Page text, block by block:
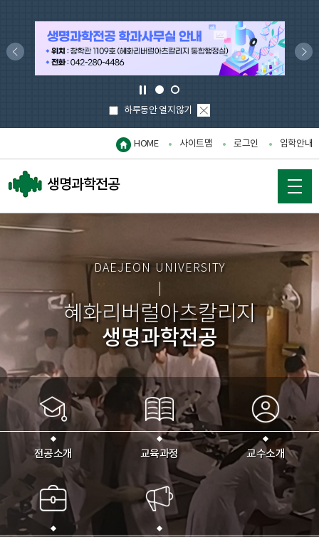
이
다
정
지
하루동안 열지않기
팝
기
생명과학전공
HOME 사이트맵 로그인 입학안내
DAEJEON UNIVERSITY
혜화리버럴아츠칼리지
생명과학전공
전공소개 교육과정 교수소개